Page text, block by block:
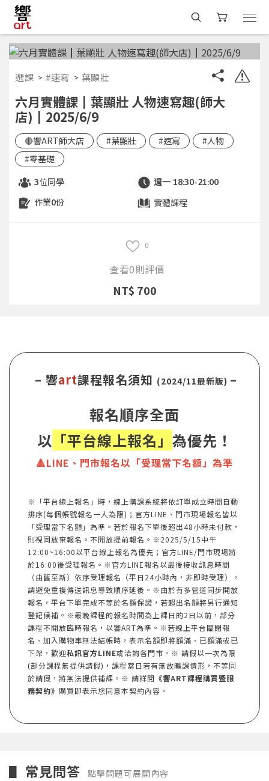
選課 #速寫 葉顯壯
六月實體課┃葉顯壯 人物速寫趣(師大
店)┃2025/6/9
🔴響ART師大店 #葉顯壯 #速寫
#人物
#零基礎
3位同學 週一 18:30-21:00
作業0份 實體課程
0
查看0則評價
NT$ 700
– 響art課程報名須知 (2024/11最新版) –
報名順序全面
以 「平台線上報名」 為優先！
🔺LINE、門市報名以「受理當下名額」為準
※「平台線上報名」時，線上購課系統將依訂單成立時間自動
排序(每個帳號報名一人為限)；官方LINE、門市現場報名皆以
「受理當下名額」為準。若於報名下單後超出48小時未付款，
則視同放棄報名。不開放提前報名。※2025/5/15中午
12:00~16:00以平台線上報名為優先；官方LINE/門市現場將
於16:00後受理報名。※官方LINE報名以最後接收訊息時間
（由舊至新）依序受理報名（平日24小時內，非即時受理），
請避免重複傳送訊息導致順序延後。※由於有多管道同步開放
報名，平台下單完成不等於名額保證，若超出名額將另行通知
登記候補。※最晚課程的報名時間為上課日的2日以前，部分
課程不開放臨時報名，以響ART為準。※若線上平台關閉報
名、加入購物車無法結帳時，表示名額即將額滿、已額滿或已
下架，歡迎私訊官方LINE或洽詢各門市。※ 請假以一次為限
(部分課程無提供請假)，課程當日若有無故曠課情形，不等同
於請假，將無法提供補課。※ 請詳閱 《響ART課程購買暨服
務契約》 購買即表示您同意本契約內容。
▋ 常見問答 點擊問題可展開內容